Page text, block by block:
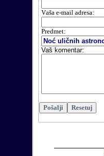
Vaša e-mail adresa:
Predmet:
Vaš komentar: